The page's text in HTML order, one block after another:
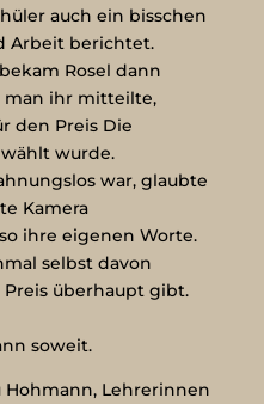
auch ein bisschen
Arbeit berichtet.
Rosel dann
man ihr mitteilte,
den Preis Die
wurde.
war, glaubte
Kamera
ihre eigenen Worte.
selbst davon
Preis überhaupt gibt.
soweit.
Hohmann, Lehrerinnen